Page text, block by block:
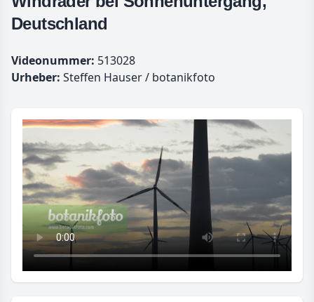
Deutschland
Videonummer: 513028
Urheber: Steffen Hauser / botanikfoto